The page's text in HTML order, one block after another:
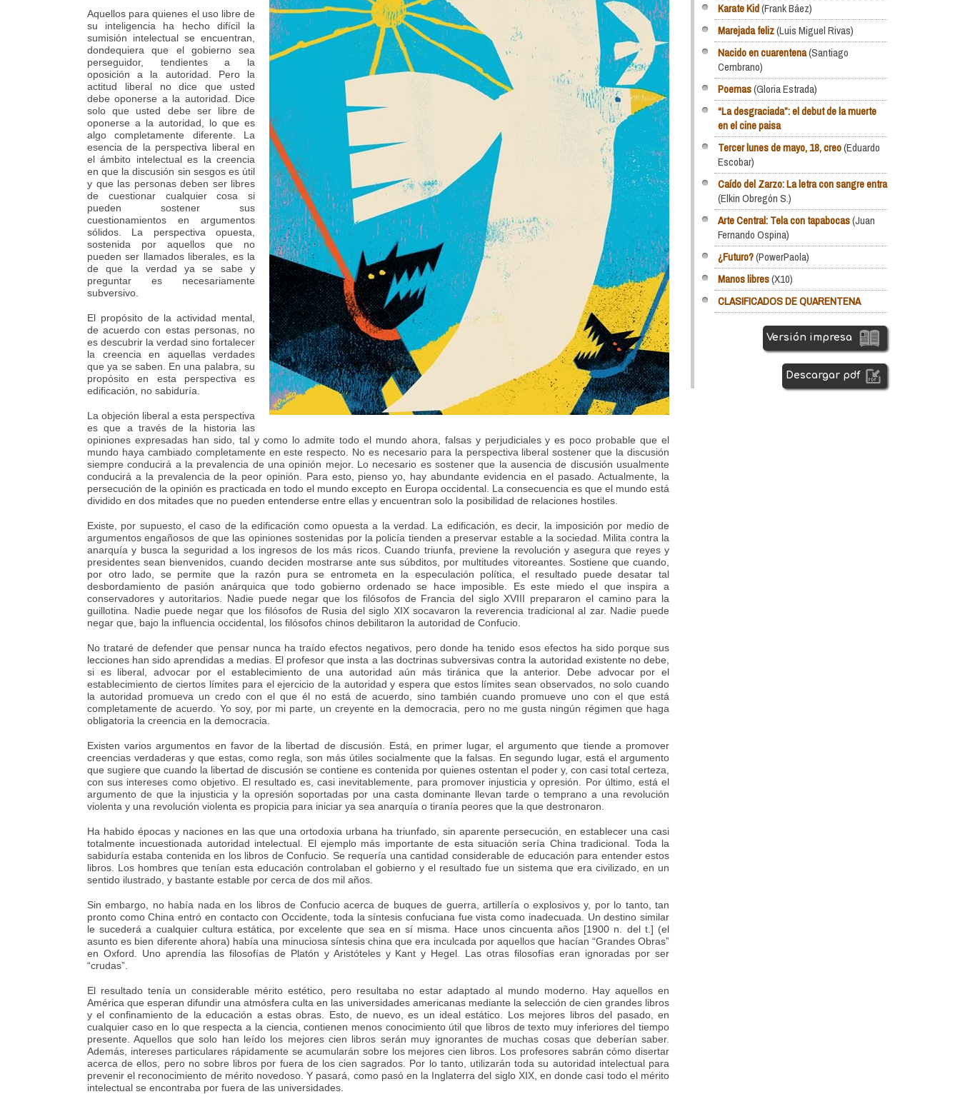
Aquellos para quienes el uso libre de
su inteligencia ha hecho difícil la
sumisión intelectual se encuentran,
dondequiera que el gobierno sea
perseguidor, tendientes a la
oposición a la autoridad. Pero la
actitud liberal no dice que usted
debe oponerse a la autoridad. Dice
solo que usted debe ser libre de
oponerse a la autoridad, lo que es
algo completamente diferente. La
esencia de la perspectiva liberal en
el ámbito intelectual es la creencia
en que la discusión sin sesgos es útil
y que las personas deben ser libres
de cuestionar cualquier cosa si
pueden sostener sus
cuestionamientos en argumentos
sólidos. La perspectiva opuesta,
sostenida por aquellos que no
pueden ser llamados liberales, es la
de que la verdad ya se sabe y
preguntar es necesariamente
subversivo.
El propósito de la actividad mental,
de acuerdo con estas personas, no
es descubrir la verdad sino fortalecer
la creencia en aquellas verdades
que ya se saben. En una palabra, su
propósito en esta perspectiva es
edificación, no sabiduría.
La objeción liberal a esta perspectiva
es que a través de la historia las
opiniones expresadas han sido, tal y como lo admite todo el mundo ahora, falsas y perjudiciales y es poco probable que el
mundo haya cambiado completamente en este respecto. No es necesario para la perspectiva liberal sostener que la discusión
siempre conducirá a la prevalencia de una opinión mejor. Lo necesario es sostener que la ausencia de discusión usualmente
conducirá a la prevalencia de la peor opinión. Para esto, pienso yo, hay abundante evidencia en el pasado. Actualmente, la
persecución de la opinión es practicada en todo el mundo excepto en Europa occidental. La consecuencia es que el mundo está
dividido en dos mitades que no pueden entenderse entre ellas y encuentran solo la posibilidad de relaciones hostiles.
Existe, por supuesto, el caso de la edificación como opuesta a la verdad. La edificación, es decir, la imposición por medio de
argumentos engañosos de que las opiniones sostenidas por la policía tienden a preservar estable a la sociedad. Milita contra la
anarquía y busca la seguridad a los ingresos de los más ricos. Cuando triunfa, previene la revolución y asegura que reyes y
presidentes sean bienvenidos, cuando deciden mostrarse ante sus súbditos, por multitudes vitoreantes. Sostiene que cuando,
por otro lado, se permite que la razón pura se entrometa en la especulación política, el resultado puede desatar tal
desbordamiento de pasión anárquica que todo gobierno ordenado se hace imposible. Es este miedo el que inspira a
conservadores y autoritarios. Nadie puede negar que los filósofos de Francia del siglo XVIII prepararon el camino para la
guillotina. Nadie puede negar que los filósofos de Rusia del siglo XIX socavaron la reverencia tradicional al zar. Nadie puede
negar que, bajo la influencia occidental, los filósofos chinos debilitaron la autoridad de Confucio.
No trataré de defender que pensar nunca ha traído efectos negativos, pero donde ha tenido esos efectos ha sido porque sus
lecciones han sido aprendidas a medias. El profesor que insta a las doctrinas subversivas contra la autoridad existente no debe,
si es liberal, advocar por el establecimiento de una autoridad aún más tiránica que la anterior. Debe advocar por el
establecimiento de ciertos límites para el ejercicio de la autoridad y espera que estos límites sean observados, no solo cuando
la autoridad promueva un credo con el que él no está de acuerdo, sino también cuando promueve uno con el que está
completamente de acuerdo. Yo soy, por mi parte, un creyente en la democracia, pero no me gusta ningún régimen que haga
obligatoria la creencia en la democracia.
Existen varios argumentos en favor de la libertad de discusión. Está, en primer lugar, el argumento que tiende a promover
creencias verdaderas y que estas, como regla, son más útiles socialmente que la falsas. En segundo lugar, está el argumento
que sugiere que cuando la libertad de discusión se contiene es contenida por quienes ostentan el poder y, con casi total certeza,
con sus intereses como objetivo. El resultado es, casi inevitablemente, para promover injusticia y opresión. Por último, está el
argumento de que la injusticia y la opresión soportadas por una casta dominante llevan tarde o temprano a una revolución
violenta y una revolución violenta es propicia para iniciar ya sea anarquía o tiranía peores que la que destronaron.
Ha habido épocas y naciones en las que una ortodoxia urbana ha triunfado, sin aparente persecución, en establecer una casi
totalmente incuestionada autoridad intelectual. El ejemplo más importante de esta situación sería China tradicional. Toda la
sabiduría estaba contenida en los libros de Confucio. Se requería una cantidad considerable de educación para entender estos
libros. Los hombres que tenían esta educación controlaban el gobierno y el resultado fue un sistema que era civilizado, en un
sentido ilustrado, y bastante estable por cerca de dos mil años.
Sin embargo, no había nada en los libros de Confucio acerca de buques de guerra, artillería o explosivos y, por lo tanto, tan
pronto como China entró en contacto con Occidente, toda la síntesis confuciana fue vista como inadecuada. Un destino similar
le sucederá a cualquier cultura estática, por excelente que sea en sí misma. Hace unos cincuenta años [1900 n. del t.] (el
asunto es bien diferente ahora) había una minuciosa síntesis china que era inculcada por aquellos que hacían “Grandes Obras”
en Oxford. Uno aprendía las filosofías de Platón y Aristóteles y Kant y Hegel. Las otras filosofías eran ignoradas por ser
“crudas”.
El resultado tenía un considerable mérito estético, pero resultaba no estar adaptado al mundo moderno. Hay aquellos en
América que esperan difundir una atmósfera culta en las universidades americanas mediante la selección de cien grandes libros
y el confinamiento de la educación a estas obras. Esto, de nuevo, es un ideal estático. Los mejores libros del pasado, en
cualquier caso en lo que respecta a la ciencia, contienen menos conocimiento útil que libros de texto muy inferiores del tiempo
presente. Aquellos que solo han leído los mejores cien libros serán muy ignorantes de muchas cosas que deberían saber.
Además, intereses particulares rápidamente se acumularán sobre los mejores cien libros. Los profesores sabrán cómo disertar
acerca de ellos, pero no sobre libros por fuera de los cien sagrados. Por lo tanto, utilizarán toda su autoridad intelectual para
prevenir el reconocimiento de mérito novedoso. Y pasará, como pasó en la Inglaterra del siglo XIX, en donde casi todo el mérito
intelectual se encontraba por fuera de las universidades.
Karate Kid(Frank Báez)
Marejada feliz(Luis Miguel Rivas)
Nacido en cuarentena(Santiago
Cembrano)
Poemas(Gloria Estrada)
“La desgraciada”: el debut de la muerte
en el cine paisa
Tercer lunes de mayo, 18, creo(Eduardo
Escobar)
Caído del Zarzo: La letra con sangre entra
(Elkin Obregón S.)
Arte Central: Tela con tapabocas(Juan
Fernando Ospina)
¿Futuro?(PowerPaola)
Manos libres(X10)
CLASIFICADOS DE QUARENTENA
Versión impresa
Descargar pdf